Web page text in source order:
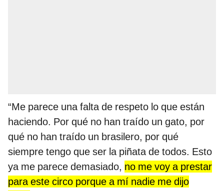
“Me parece una falta de respeto lo que están
haciendo. Por qué no han traído un gato, por
qué no han traído un brasilero, por qué
siempre tengo que ser la piñata de todos. Esto
ya me parece demasiado, no me voy a prestar
para este circo porque a mí nadie me dijo